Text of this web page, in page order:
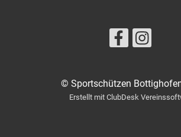
© Sportschützen
Erstellt mit ClubDesk